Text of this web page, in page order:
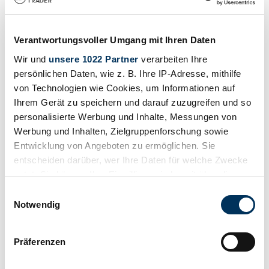
Verantwortungsvoller Umgang mit Ihren Daten
Wir und unsere 1022 Partner verarbeiten Ihre
persönlichen Daten, wie z. B. Ihre IP-Adresse, mithilfe
von Technologien wie Cookies, um Informationen auf
Ihrem Gerät zu speichern und darauf zuzugreifen und so
personalisierte Werbung und Inhalte, Messungen von
Werbung und Inhalten, Zielgruppenforschung sowie
Entwicklung von Angeboten zu ermöglichen. Sie
entscheiden darüber, wer Ihre Daten für welche Zwecke
nutzt. Sie können Ihre Einwilligung jederzeit über die
Trigger Symbol ändern oder widerrufen
Informationen über Ihre geografische Lage
Notwendig
Präferenzen
Auction 23rd November 2019, Estimate: £54,000 - £60,000 Lot 153
63.007 €hace 7 años
Vendedor